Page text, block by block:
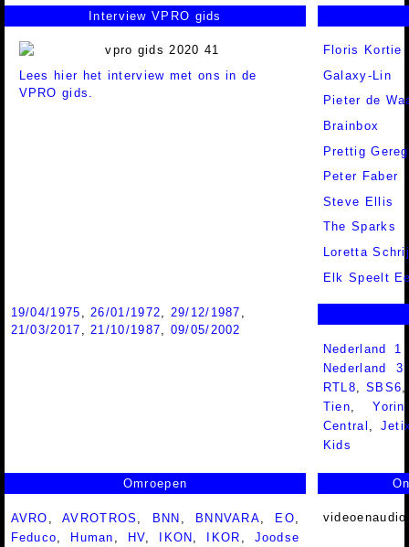
Interview VPRO gids
Lees hier het interview met ons in de
VPRO gids.
Floris Kortie
Galaxy-Lin
Pieter de
Brainbox
Prettig
Peter Faber
Steve Ellis
The Sparks
Loretta
Elk Speelt
19/04/1975 26/01/1972 29/12/1987
21/03/2017
21/10/1987
09/05/2002
Nederland
Nederland
RTL8,SBS6
Tien,Yorin
Central ,
Kids
Omroepen
AVRO ,AVROTROS BNN BNNVARA EO
Feduco
Human HV IKON IKOR
Joodse